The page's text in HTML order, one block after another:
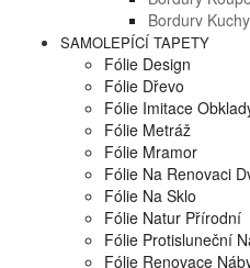
Bordury
SAMOLEPÍCÍ TAPETY
Fólie Design
Fólie Dřevo
Fólie Imitace
Fólie Metráž
Fólie Mramor
Fólie Na Renovaci
Fólie Na Sklo
Fólie Natur Přírodní
Fólie Protisluneční
Fólie Renovace